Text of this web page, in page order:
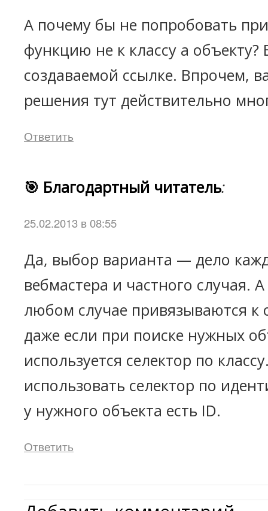
А почему бы не попробовать
функцию не к классу а
создаваемой ссылке. Впрочем,
решения тут действительно
Ответить
🎯 Благодартный читатель:
25.02.2013 в 08:55
Да, выбор варианта — дело
вебмастера и частного случая.
любом случае привязываются к
даже если при поиске нужных
используется селектор по
использовать селектор по
у нужного объекта есть ID.
Ответить